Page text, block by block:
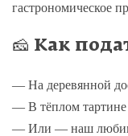
гастрономическое
🧀 Как
— На деревянной
— В тёплом
— Или — наш